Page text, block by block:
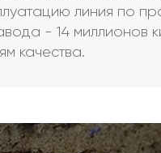
линия по
- 14 миллионов
качества.